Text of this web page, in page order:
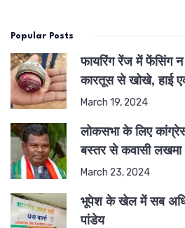
Popular Posts
फायरिंग रेंज में फेंसिंग न
कारतूस से खोखे, हाई
March 19, 2024
लोकसभा के लिए
बस्तर से कवासी लखमा
March 23, 2024
भूपेश के खेल में सब
पांडेय